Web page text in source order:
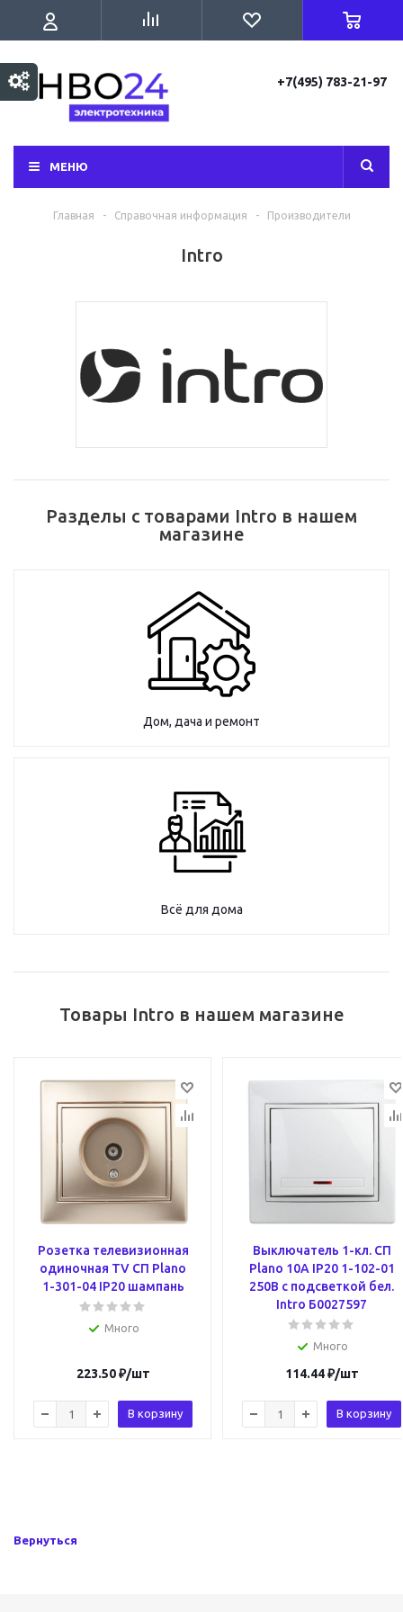
+7(495) 783-21-97
МЕНЮ
Главная - Справочная информация - Производители
Intro
Разделы с товарами Intro в нашем
магазине
Дом, дача и ремонт
Всё для дома
Товары Intro в нашем магазине
Розетка телевизионная
одиночная TV СП Plano
1-301-04 IP20 шампань
Много
223.50₽/шт
В корзину
Выключатель 1-кл. СП
Plano 10А IP20 1-102-01
250В с подсветкой бел.
Intro Б0027597
Много
114.44₽/шт
В корзину
Вернуться